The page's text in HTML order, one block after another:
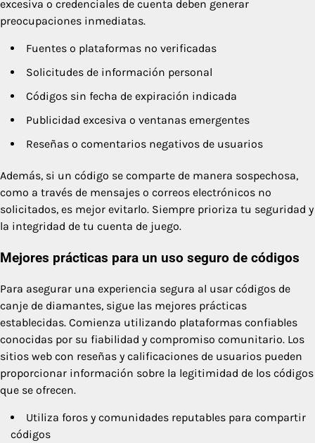
excesiva o credenciales de cuenta deben generar
preocupaciones inmediatas.
Fuentes o plataformas no verificadas
Solicitudes de información personal
Códigos sin fecha de expiración indicada
Publicidad excesiva o ventanas emergentes
Reseñas o comentarios negativos de usuarios
Además, si un código se comparte de manera sospechosa,
como a través de mensajes o correos electrónicos no
solicitados, es mejor evitarlo. Siempre prioriza tu seguridad y
la integridad de tu cuenta de juego.
Mejores prácticas para un uso seguro de códigos
Para asegurar una experiencia segura al usar códigos de
canje de diamantes, sigue las mejores prácticas
establecidas. Comienza utilizando plataformas confiables
conocidas por su fiabilidad y compromiso comunitario. Los
sitios web con reseñas y calificaciones de usuarios pueden
proporcionar información sobre la legitimidad de los códigos
que se ofrecen.
Utiliza foros y comunidades reputables para compartir
códigos